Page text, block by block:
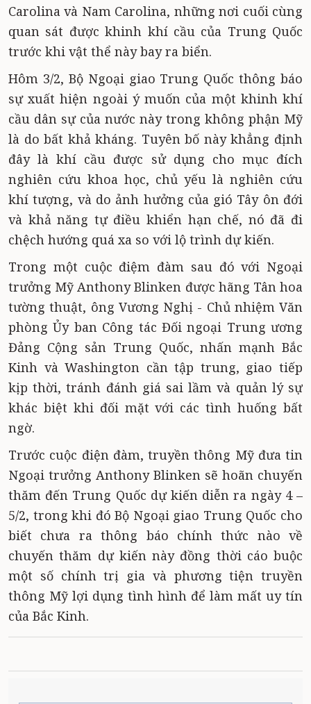
Carolina và Nam Carolina, những nơi cuối cùng
quan sát được khinh khí cầu của Trung Quốc
trước khi vật thể này bay ra biển.
Hôm 3/2, Bộ Ngoại giao Trung Quốc thông báo
sự xuất hiện ngoài ý muốn của một khinh khí
cầu dân sự của nước này trong không phận Mỹ
là do bất khả kháng. Tuyên bố này khẳng định
đây là khí cầu được sử dụng cho mục đích
nghiên cứu khoa học, chủ yếu là nghiên cứu
khí tượng, và do ảnh hưởng của gió Tây ôn đới
và khả năng tự điều khiển hạn chế, nó đã đi
chệch hướng quá xa so với lộ trình dự kiến.
Trong một cuộc điệm đàm sau đó với Ngoại
trưởng Mỹ Anthony Blinken được hãng Tân hoa
tường thuật, ông Vương Nghị - Chủ nhiệm Văn
phòng Ủy ban Công tác Đối ngoại Trung ương
Đảng Cộng sản Trung Quốc, nhấn mạnh Bắc
Kinh và Washington cần tập trung, giao tiếp
kịp thời, tránh đánh giá sai lầm và quản lý sự
khác biệt khi đối mặt với các tình huống bất
ngờ.
Trước cuộc điện đàm, truyền thông Mỹ đưa tin
Ngoại trưởng Anthony Blinken sẽ hoãn chuyến
thăm đến Trung Quốc dự kiến diễn ra ngày 4 –
5/2, trong khi đó Bộ Ngoại giao Trung Quốc cho
biết chưa ra thông báo chính thức nào về
chuyến thăm dự kiến này đồng thời cáo buộc
một số chính trị gia và phương tiện truyền
thông Mỹ lợi dụng tình hình để làm mất uy tín
của Bắc Kinh.